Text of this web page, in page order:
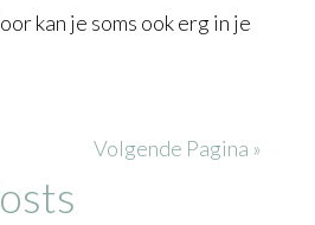
kan je soms ook erg in je
Volgende Pagina »